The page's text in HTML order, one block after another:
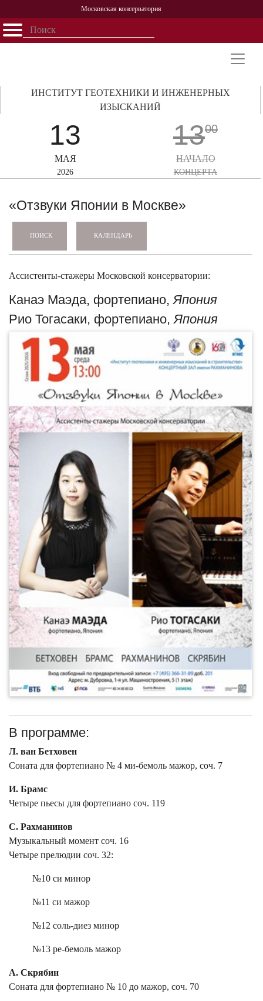
Московская консерватория
Открыть - закрыть
Персоналии
История
13
МАЯ
2026
ИНСТИТУТ ГЕОТЕХНИКИ И ИНЖЕНЕРНЫХ
ИЗЫСКАНИЙ
1300
НАЧАЛО
КОНЦЕРТА
«Отзвуки Японии в Москве»
ПОИСК КАЛЕНДАРЬ
Ассистенты-стажеры Московской консерватории:
Канаэ Маэда, фортепиано, Япония
Рио Тогасаки, фортепиано, Япония
В программе:
Л. ван Бетховен
Соната для фортепиано № 4 ми-бемоль мажор, соч. 7
И. Брамс
Четыре пьесы для фортепиано соч. 119
С. Рахманинов
Музыкальный момент соч. 16
Четыре прелюдии соч. 32:
№10 си минор
№11 си мажор
№12 соль-диез минор
№13 ре-бемоль мажор
А. Скрябин
Соната для фортепиано № 10 до мажор, соч. 70